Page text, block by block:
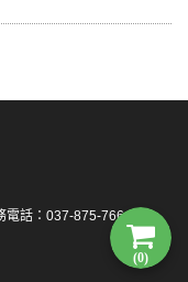
(0)
電話：037-875-766